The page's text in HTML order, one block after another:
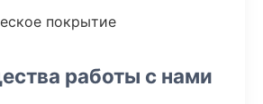
покрытие
работы с нами